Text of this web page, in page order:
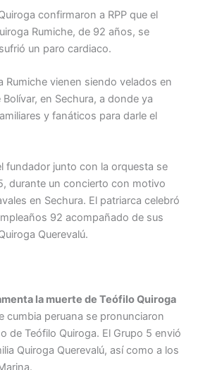
confirmaron a RPP que el
Rumiche, de 92 años, se
un paro cardiaco.
Rumiche vienen siendo velados en
en Sechura, a donde ya
y fanáticos para darle el
fundador junto con la orquesta se
durante un concierto con motivo
en Sechura. El patriarca celebró
92 acompañado de sus
Querevalú.
la muerte de Teófilo Quiroga
cumbia peruana se pronunciaron
de Teófilo Quiroga. El Grupo 5 envió
Quiroga Querevalú, así como a los